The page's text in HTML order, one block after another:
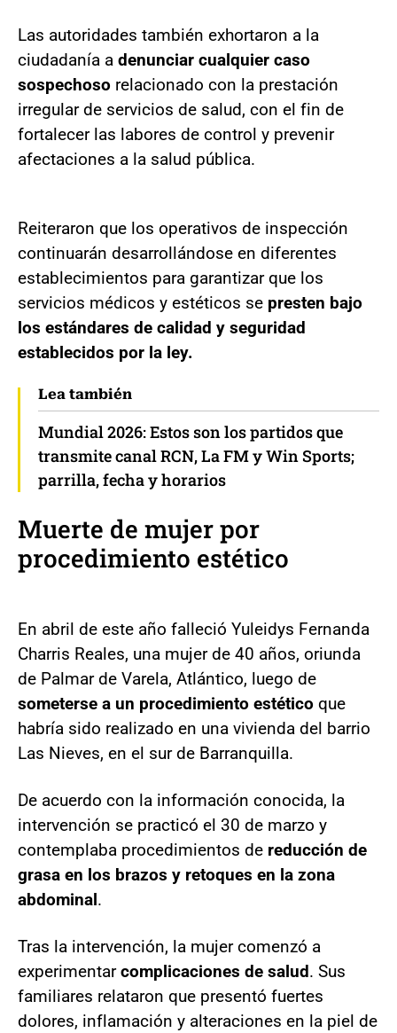
Las autoridades también exhortaron a la
ciudadanía a denunciar cualquier caso
sospechoso relacionado con la prestación
irregular de servicios de salud, con el fin de
fortalecer las labores de control y prevenir
afectaciones a la salud pública.
Reiteraron que los operativos de inspección
continuarán desarrollándose en diferentes
establecimientos para garantizar que los
servicios médicos y estéticos se presten bajo
los estándares de calidad y seguridad
establecidos por la ley.
Lea también
Mundial 2026: Estos son los partidos que
transmite canal RCN, La FM y Win Sports;
parrilla, fecha y horarios
Muerte de mujer por
procedimiento estético
En abril de este año falleció Yuleidys Fernanda
Charris Reales, una mujer de 40 años, oriunda
de Palmar de Varela, Atlántico, luego de
someterse a un procedimiento estético que
habría sido realizado en una vivienda del barrio
Las Nieves, en el sur de Barranquilla.
De acuerdo con la información conocida, la
intervención se practicó el 30 de marzo y
contemplaba procedimientos de reducción de
grasa en los brazos y retoques en la zona
abdominal.
Tras la intervención, la mujer comenzó a
experimentarcomplicaciones de salud. Sus
familiares relataron que presentó fuertes
dolores, inflamación y alteraciones en la piel de